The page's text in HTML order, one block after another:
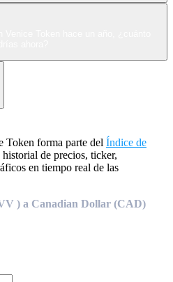
Token forma parte del Índice de
de precios, ticker,
en tiempo real de las
) a Canadian Dollar (CAD)